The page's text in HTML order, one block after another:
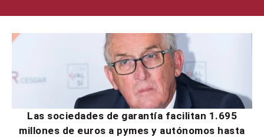
Las sociedades de garantía facilitan 1.695
millones de euros a pymes y autónomos hasta